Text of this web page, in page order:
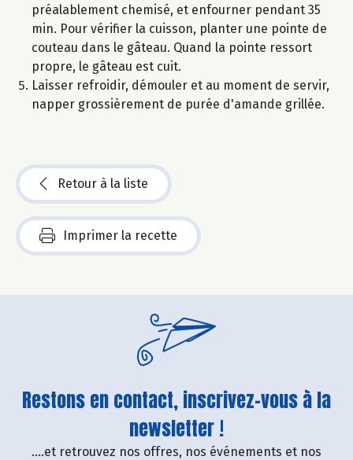
préalablement chemisé, et enfourner pendant 35
min. Pour vérifier la cuisson, planter une pointe de
couteau dans le gâteau. Quand la pointe ressort
propre, le gâteau est cuit.
Laisser refroidir, démouler et au moment de servir,
napper grossièrement de purée d'amande grillée.
Retour à la liste
Imprimer la recette
Restons en contact, inscrivez-vous à la
newsletter !
....et retrouvez nos offres, nos événements et nos